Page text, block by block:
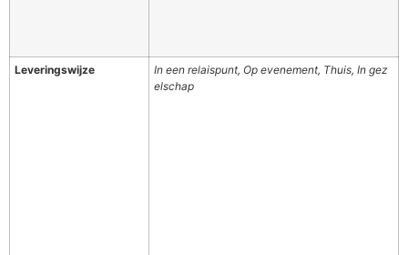
Leveringswijze
In een relaispunt, Op evenement, Thuis, In gez
elschap